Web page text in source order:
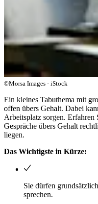
©Morsa Images - iStock
Ein kleines Tabuthema mit
offen übers Gehalt. Dabei
Arbeitsplatz sorgen.
Gespräche übers Gehalt
liegen.
Das Wichtigste in Kürze:
Sie dürfen
sprechen.